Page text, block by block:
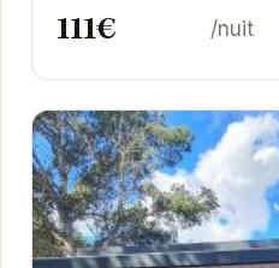
111€ /nuit